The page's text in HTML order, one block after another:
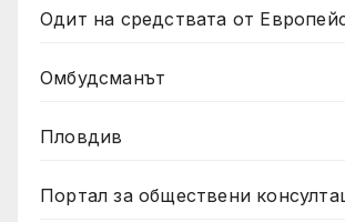
Одит на средствата от
Омбудсманът
Пловдив
Портал за обществени